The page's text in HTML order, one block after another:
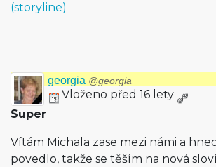
(storyline)
georgia @georgia
Vloženo před 16 lety
Super
Vítám Michala zase mezi námi a
povedlo, takže se těším na nová